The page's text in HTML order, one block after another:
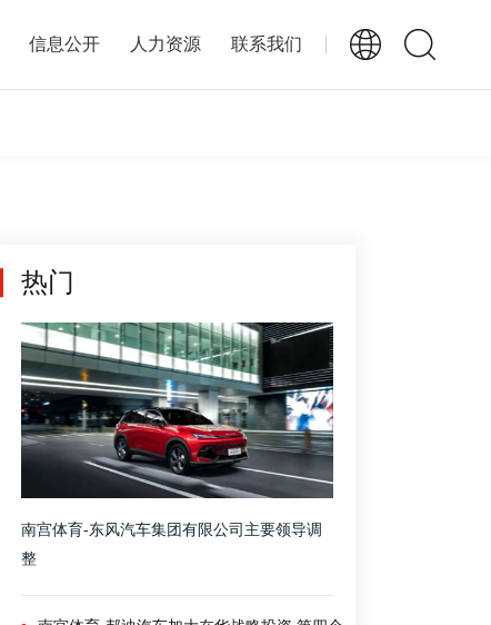
信息公开 人力资源 联系我们
热门
南宫体育-东风汽车集团有限公司主要领导调
整